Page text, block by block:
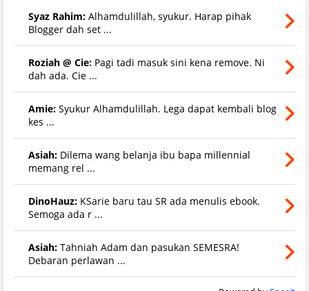
Syaz Rahim: Alhamdulillah, syukur. Harap pihak
Blogger dah set ...
Roziah @ Cie: Pagi tadi masuk sini kena remove. Ni
dah ada. Cie ...
Amie: Syukur Alhamdulillah. Lega dapat kembali blog
kes ...
Asiah: Dilema wang belanja ibu bapa millennial
memang rel ...
DinoHauz: KSarie baru tau SR ada menulis ebook.
Semoga ada r ...
Asiah: Tahniah Adam dan pasukan SEMESRA!
Debaran perlawan ...